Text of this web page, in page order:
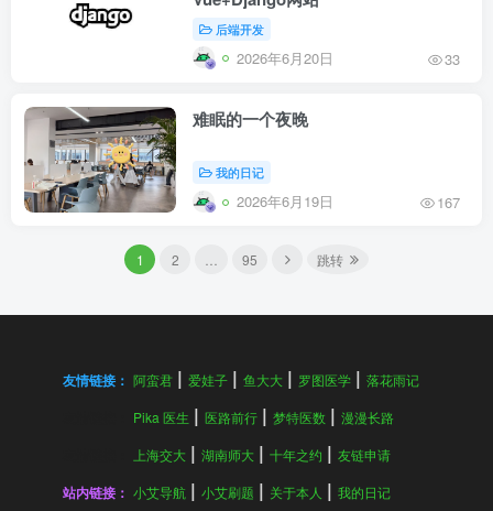
后端开发
2026年6月20日 33
难眠的一个夜晚
我的日记
2026年6月19日 167
1 2 95 跳转
友情链接： 阿蛮君 爱娃子 鱼大大 罗图医学 落花雨记
Pika 医生 医路前行 梦特医数 漫漫长路
上海交大 湖南师大 十年之约 友链申请
站内链接： 小艾导航 小艾刷题 关于本人 我的日记